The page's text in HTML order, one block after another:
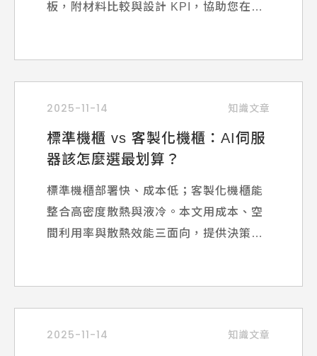
板，附材料比較與設計 KPI，協助您在效
2025-11-14 知識文章
標準機櫃 vs 客製化機櫃：AI伺服
器該怎麼選最划算？
標準機櫃部署快、成本低；客製化機櫃能
整合高密度散熱與液冷。本文用成本、空
間利用率與散熱效能三面向，提供決策矩
2025-11-14 知識文章